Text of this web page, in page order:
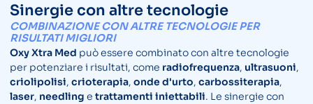
Sinergie con altre tecnologie
COMBINAZIONE CON ALTRE TECNOLOGIE PER
RISULTATI MIGLIORI
Oxy Xtra Med può essere combinato con altre tecnologie
per potenziare i risultati, come radiofrequenza, ultrasuoni,
criolipolisi, crioterapia, onde d'urto, carbossiterapia,
laser, needling e trattamenti iniettabili. Le sinergie con